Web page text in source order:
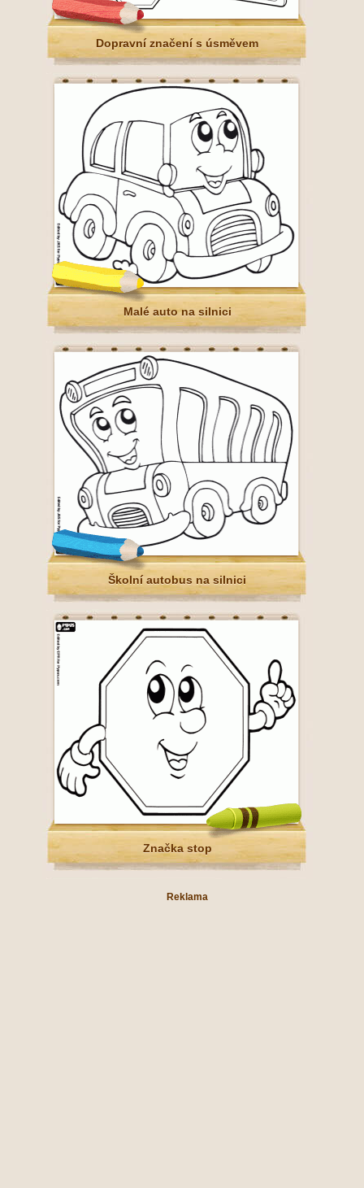
Dopravní značení s úsměvem
Malé auto na silnici
Školní autobus na silnici
Značka stop
Reklama